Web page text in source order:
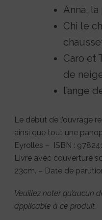
Anna,
Chi le
Caro et
de
l’ange
Le début de l’ouvrage
ainsi que tout une
Eyrolles – ISBN :
Livre avec couverture
23cm. – Date de
Veuillez noter qu’aucun
applicable à ce produit.